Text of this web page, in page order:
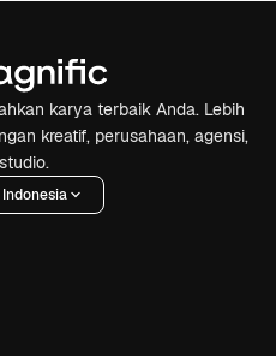
karya terbaik Anda. Lebih
kreatif, perusahaan, agensi,